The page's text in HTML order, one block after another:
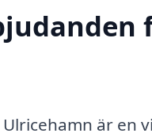
är en